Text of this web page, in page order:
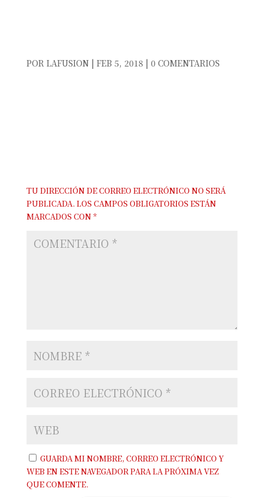
POR LAFUSION| FEB 5, 2018 | 0 COMENTARIOS
TU DIRECCIÓN DE CORREO ELECTRÓNICO NO SERÁ
PUBLICADA. LOS CAMPOS OBLIGATORIOS ESTÁN
MARCADOS CON*
GUARDA MI NOMBRE, CORREO ELECTRÓNICO Y
WEB EN ESTE NAVEGADOR PARA LA PRÓXIMA VEZ
QUE COMENTE.